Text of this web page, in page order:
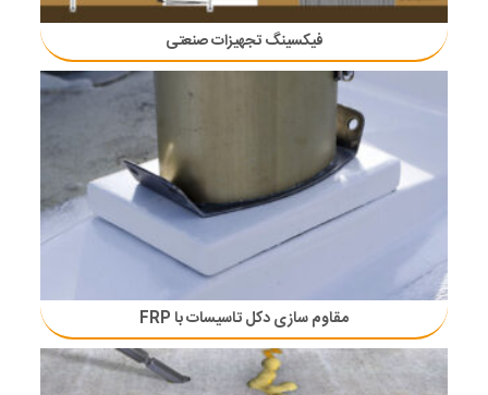
فیکسینگ تجهیزات صنعتی
مقاوم سازی دکل تاسیسات با FRP